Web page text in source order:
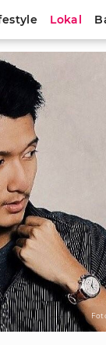
Lokal